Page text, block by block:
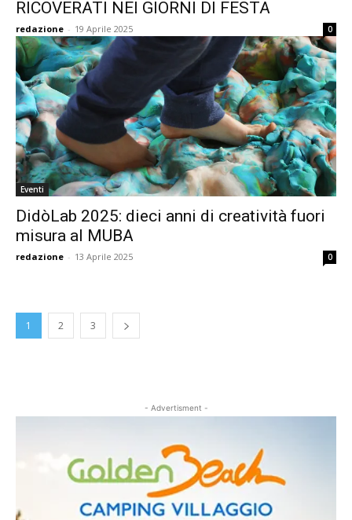
RICOVERATI NEI GIORNI DI FESTA
redazione - 19 Aprile 2025 0
Eventi
DidòLab 2025: dieci anni di creatività fuori
misura al MUBA
redazione - 13 Aprile 2025 0
1 2 3
- Advertisment -